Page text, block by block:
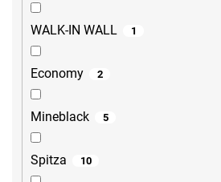
WALK-IN WALL 1
Economy 2
Mineblack 5
Spitza 10